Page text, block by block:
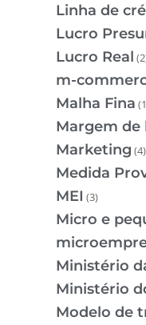
Linha de
Lucro
Lucro Real
m-
Malha Fina
Margem de
Marketing (4)
Medida
MEI (3)
Micro e
Ministério
Ministério
Modelo de